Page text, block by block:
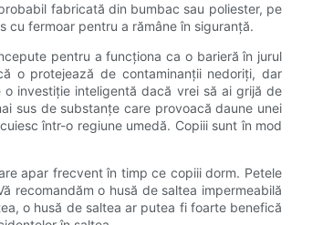
fabricată din bumbac sau poliester, pe
cu fermoar pentru a rămâne în siguranță.
pentru a funcționa ca o barieră în jurul
o protejează de contaminanții nedoriți, dar
investiție inteligentă dacă vrei să ai grijă de
sus de substanțe care provoacă daune unei
într-o regiune umedă. Copiii sunt în mod
apar frecvent în timp ce copiii dorm. Petele
recomandăm o husă de saltea impermeabilă
o husă de saltea ar putea fi foarte benefică